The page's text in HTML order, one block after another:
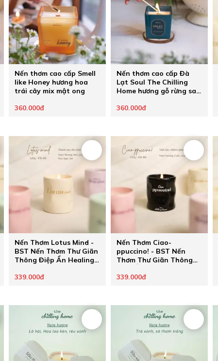
Nến thơm cao cấp Smell
like Honey hương hoa
trái cây mix mật ong
360.000đ
Nến thơm cao cấp Đà
Lạt Soul The Chilling
Home hương gỗ rừng sau
360.000đ
Nến Thơm Lotus Mind -
BST Nến Thơm Thư Giãn
Thông Điệp Ẩn Healing
Home - Quà Tặng Chữa
339.000đ
Nến Thơm Ciao-
ppuccino! - BST Nến
Thơm Thư Giãn Thông
của The Chilling Home -
339.000đ